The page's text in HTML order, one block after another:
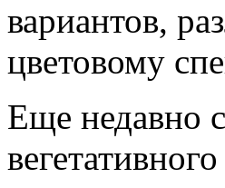
вариантов,
цветовому
Еще недавно